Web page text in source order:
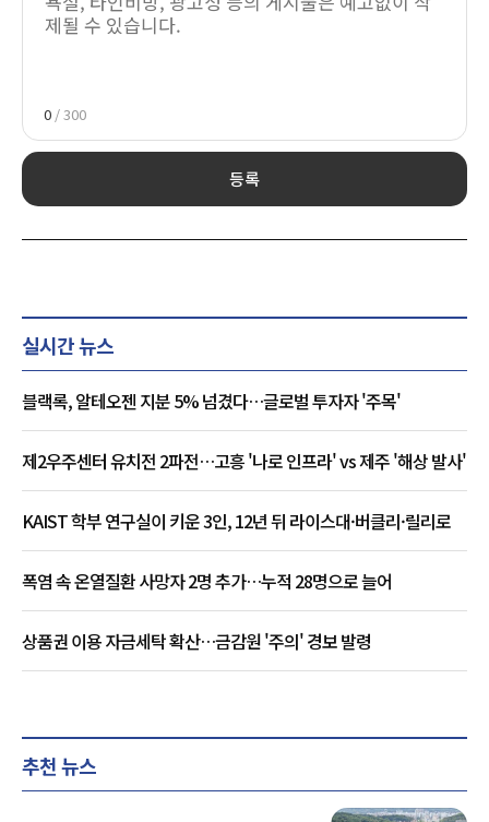
0 / 300
등록
실시간 뉴스
블랙록, 알테오젠 지분 5% 넘겼다…글로벌 투자자 '주목'
제2우주센터 유치전 2파전…고흥 '나로 인프라' vs 제주 '해상 발사'
KAIST 학부 연구실이 키운 3인, 12년 뒤 라이스대·버클리·릴리로
폭염 속 온열질환 사망자 2명 추가…누적 28명으로 늘어
상품권 이용 자금세탁 확산…금감원 '주의' 경보 발령
추천 뉴스